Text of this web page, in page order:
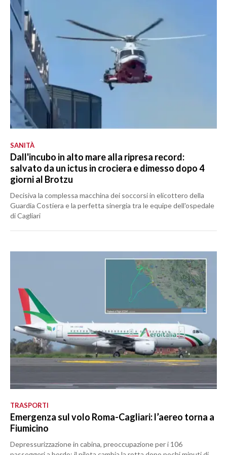
SANITÀ
Dall'incubo in alto mare alla ripresa record:
salvato da un ictus in crociera e dimesso dopo 4
giorni al Brotzu
Decisiva la complessa macchina dei soccorsi in elicottero della
Guardia Costiera e la perfetta sinergia tra le equipe dell'ospedale
di Cagliari
TRASPORTI
Emergenza sul volo Roma-Cagliari: l’aereo torna a
Fiumicino
Depressurizzazione in cabina, preoccupazione per i 106